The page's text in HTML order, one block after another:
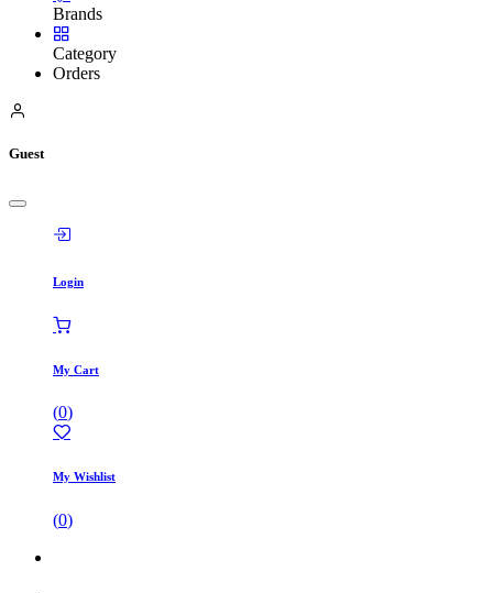
Brands
Category
Orders
Guest
Login
My Cart
(0)
My Wishlist
(0)